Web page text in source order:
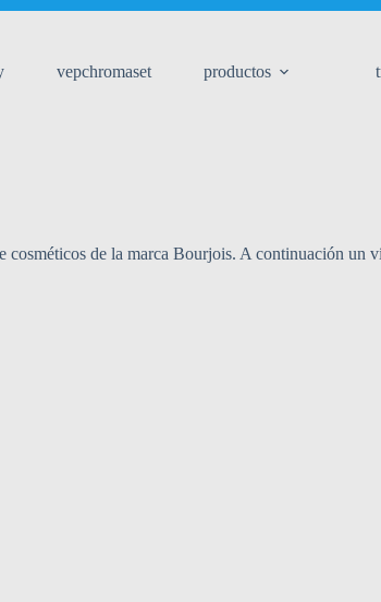
vepchromaset productos
de la marca Bourjois. A continuación un